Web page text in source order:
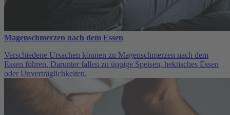
Magenschmerzen nach dem Essen
Verschiedene Ursachen können zu Magenschmerzen nach dem
Essen führen. Darunter fallen zu üppige Speisen, hektisches Essen
oder Unverträglichkeiten.